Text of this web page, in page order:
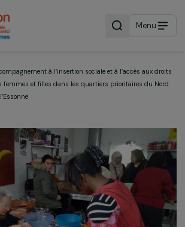
Menu
des femmes et filles dans les quartiers prioritaires du